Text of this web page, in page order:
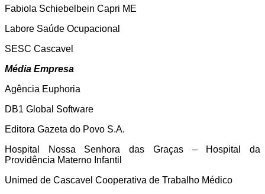
Fabiola Schiebelbein Capri ME
Labore Saúde Ocupacional
SESC Cascavel
Média Empresa
Agência Euphoria
DB1 Global Software
Editora Gazeta do Povo S.A.
Hospital Nossa Senhora das Graças – Hospital da
Providência Materno Infantil
Unimed de Cascavel Cooperativa de Trabalho Médico